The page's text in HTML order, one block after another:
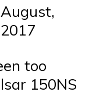
August,
2017
too
150NS